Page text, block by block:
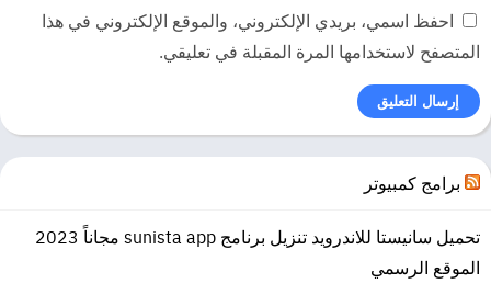
يصلح للتحميل على الهواتف الذكية وأجهزة الحواسيب.
لا يقوم بتعطيل التطبيقات الموجودة على الجوال او الكمبيوتر.
يتميز بمساحته الصغيرة.
حصل التطبيق على شعبية كبيرة حول العالم.
يعمل التطبيق حتى في اتصال الشبكة السيئ.
بديل مناسب لليوتيوب.
احفظ اسمي، بريدي الإلكتروني، والموقع الإلكتروني في هذا
المتصفح لاستخدامها المرة المقبلة في تعليقي.
برامج كمبيوتر
تحميل سانيستا للاندرويد تنزيل برنامج sunista app مجاناً 2023
الموقع الرسمي